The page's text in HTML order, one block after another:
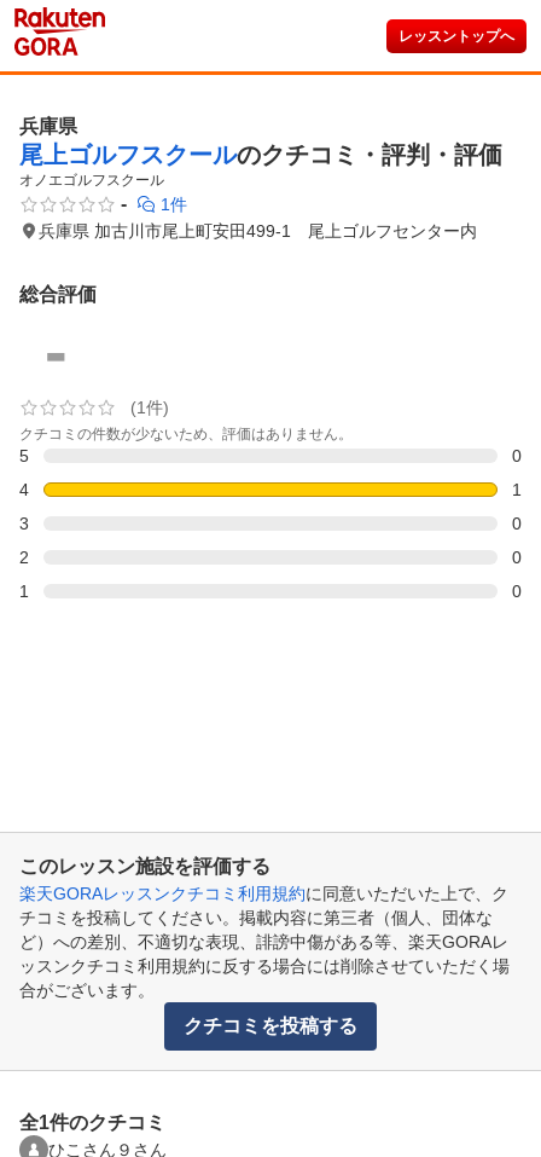
レッスントップへ
兵庫県
尾上ゴルフスクールのクチコミ・評判・評価
オノエゴルフスクール
-
1件
兵庫県 加古川市尾上町安田499-1 尾上ゴルフセンター内
総合評価
-
(1件)
クチコミの件数が少ないため、評価はありません。
5
0
4
1
3
0
2
0
1
0
このレッスン施設を評価する
楽天GORAレッスンクチコミ利用規約に同意いただいた上で、ク
チコミを投稿してください。掲載内容に第三者（個人、団体な
ど）への差別、不適切な表現、誹謗中傷がある等、楽天GORAレ
ッスンクチコミ利用規約に反する場合には削除させていただく場
合がございます。
クチコミを投稿する
全1件のクチコミ
ひこさん９さん